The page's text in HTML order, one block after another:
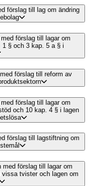
förslag till lag om ändring
förslag till lagar om
1 § och 3 kap. 5 a § i
förslag till reform av
förslag till lagar om
och 10 kap. 4 § i lagen
förslag till lagstiftning om
med förslag till lagar om
tvister och lagen om